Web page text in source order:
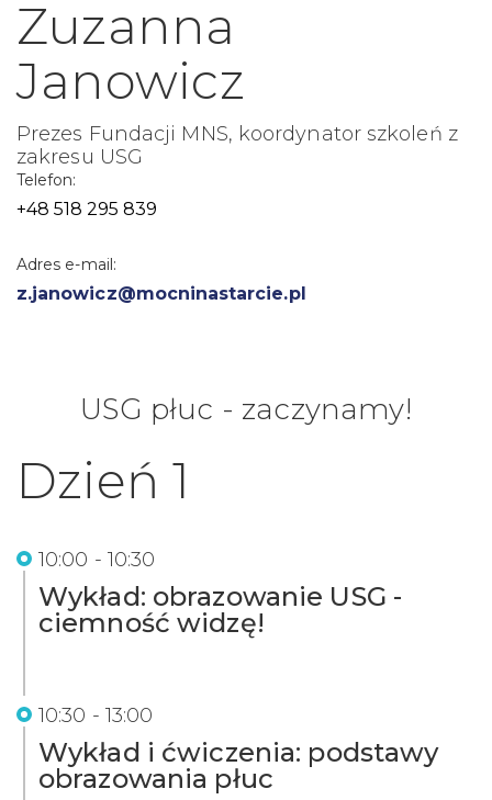
Zuzanna
Janowicz
Prezes Fundacji MNS, koordynator szkoleń z
zakresu USG
Telefon:
+48 518 295 839
Adres e-mail:
z.janowicz@mocninastarcie.pl
USG płuc - zaczynamy!
Dzień 1
10:00 - 10:30
Wykład: obrazowanie USG -
ciemność widzę!
10:30 - 13:00
Wykład i ćwiczenia: podstawy
obrazowania płuc